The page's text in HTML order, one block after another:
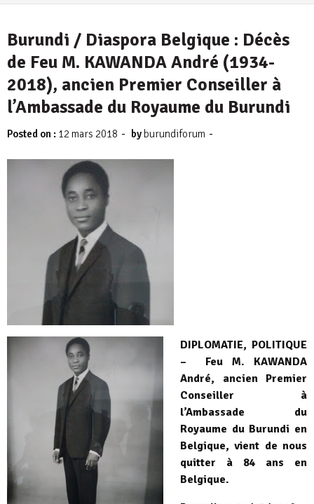
4 août 2026
Burundi / Diaspora Belgique : Décès
de Feu M. KAWANDA André (1934-
2018), ancien Premier Conseiller à
l’Ambassade du Royaume du Burundi
Posted on : 12 mars 2018 - by burundiforum -
DIPLOMATIE, POLITIQUE
– Feu M. KAWANDA
André, ancien Premier
Conseiller à
l’Ambassade du
Royaume du Burundi en
Belgique, vient de nous
quitter à 84 ans en
Belgique.